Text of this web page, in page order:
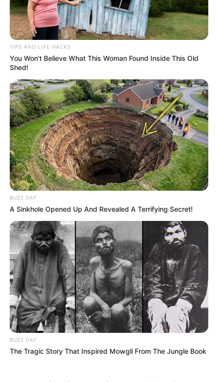
TIPS AND LIFE HACKS
You Won't Believe What This Woman Found Inside This Old
Shed!
BUZZ DAY
A Sinkhole Opened Up And Revealed A Terrifying Secret!
BUZZ DAY
The Tragic Story That Inspired Mowgli From The Jungle Book